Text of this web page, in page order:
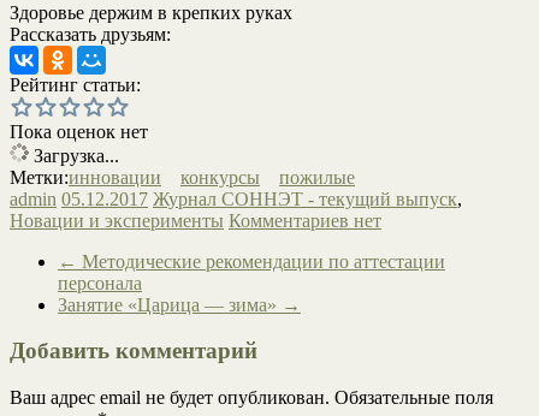
Здоровье держим в крепких руках
Рассказать друзьям:
Рейтинг статьи:
Пока оценок нет
Загрузка...
Метки:инновации конкурсы
пожилые
admin 05.12.2017 Журнал СОННЭТ - текущий выпуск,
Новации и эксперименты Комментариев нет
← Методические рекомендации по аттестации
персонала
Занятие «Царица — зима» →
Добавить комментарий
Ваш адрес email не будет опубликован. Обязательные поля